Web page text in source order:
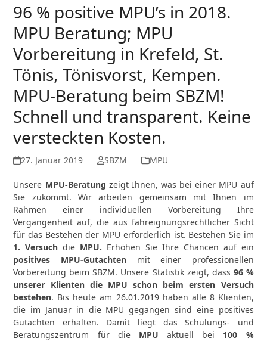
96 % positive MPU’s in 2018.
MPU Beratung; MPU
Vorbereitung in Krefeld, St.
Tönis, Tönisvorst, Kempen.
MPU-Beratung beim SBZM!
Schnell und transparent. Keine
versteckten Kosten.
27. Januar 2019 SBZM MPU
Unsere MPU-Beratung zeigt Ihnen, was bei einer MPU auf
Sie zukommt. Wir arbeiten gemeinsam mit Ihnen im
Rahmen einer individuellen Vorbereitung Ihre
Vergangenheit auf, die aus fahreignungsrechtlicher Sicht
für das Bestehen der MPU erforderlich ist. Bestehen Sie im
1. Versuch die MPU. Erhöhen Sie Ihre Chancen auf ein
positives MPU-Gutachtenmit einer professionellen
Vorbereitung beim SBZM. Unsere Statistik zeigt, dass 96 %
unserer Klienten die MPU schon beim ersten Versuch
bestehen. Bis heute am 26.01.2019 haben alle 8 Klienten,
die im Januar in die MPU gegangen sind eine positives
Gutachten erhalten. Damit liegt das Schulungs- und
Beratungszentrum für die MPU aktuell bei 100 %